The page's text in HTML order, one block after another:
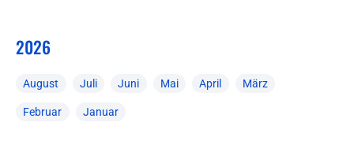
2026
August Juli Juni Mai April März
Februar Januar